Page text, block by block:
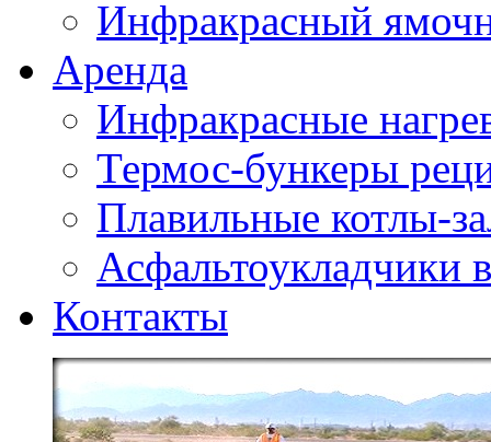
Инфракрасный
Аренда
Инфракрасные
Термос-бункеры
Плавильные котлы-
Асфальтоукладчики
Контакты